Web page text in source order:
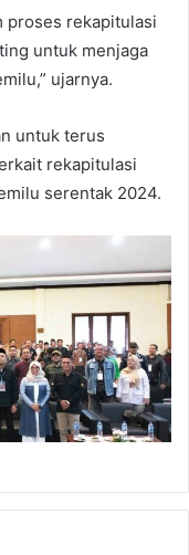
proses rekapitulasi
untuk menjaga
ujarnya.
untuk terus
rekapitulasi
serentak 2024.